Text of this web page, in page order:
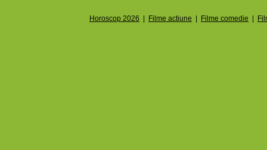
Horoscop 2026 Filme actiune Filme comedie